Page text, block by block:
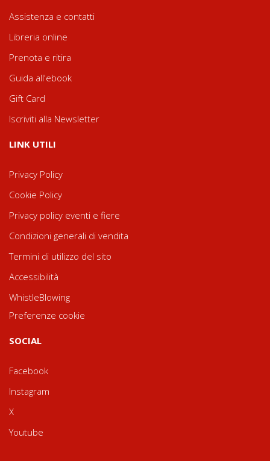
Assistenza e contatti
Libreria online
Prenota e ritira
Guida all'ebook
Gift Card
Iscriviti alla Newsletter
LINK UTILI
Privacy Policy
Cookie Policy
Privacy policy eventi e fiere
Condizioni generali di vendita
Termini di utilizzo del sito
Accessibilità
WhistleBlowing
Preferenze cookie
SOCIAL
Facebook
Instagram
X
Youtube